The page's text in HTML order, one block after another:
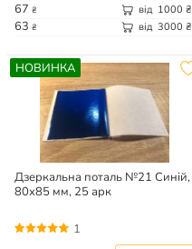
67 ₴ від 1000 ₴
63 ₴ від 3000 ₴
НОВИНКА
Дзеркальна поталь №21 Синій,
80х85 мм, 25 арк
1